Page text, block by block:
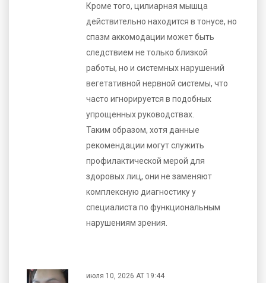
Кроме того, цилиарная мышца
действительно находится в тонусе, но
спазм аккомодации может быть
следствием не только близкой
работы, но и системных нарушений
вегетативной нервной системы, что
часто игнорируется в подобных
упрощенных руководствах.
Таким образом, хотя данные
рекомендации могут служить
профилактической мерой для
здоровых лиц, они не заменяют
комплексную диагностику у
специалиста по функциональным
нарушениям зрения.
июля 10, 2026 AT 19:44